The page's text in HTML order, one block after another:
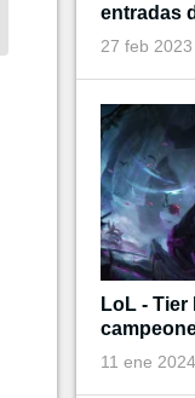
entradas
Ibai
27 feb 2023
LoL -
11 ene 2024